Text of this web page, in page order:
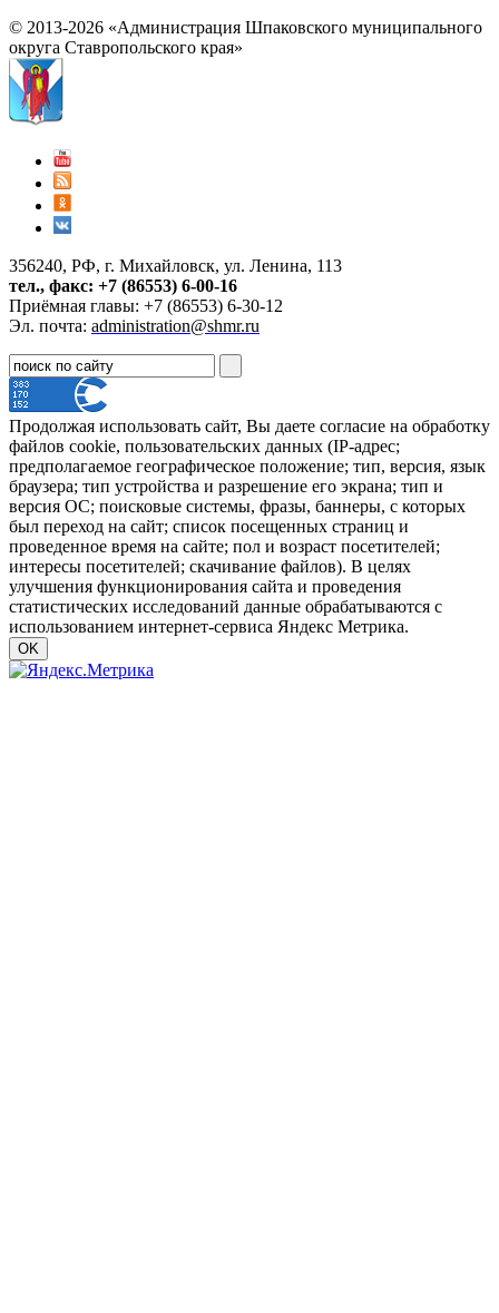
© 2013-2026 «Администрация Шпаковского муниципального
округа Ставропольского края»
356240, РФ, г. Михайловск, ул. Ленина, 113
тел., факс: +7 (86553) 6-00-16
Приёмная главы: +7 (86553) 6-30-12
Эл. почта: administration@shmr.ru
Продолжая использовать сайт, Вы даете согласие на обработку
файлов cookie, пользовательских данных (IP-адрес;
предполагаемое географическое положение; тип, версия, язык
браузера; тип устройства и разрешение его экрана; тип и
версия ОС; поисковые системы, фразы, баннеры, с которых
был переход на сайт; список посещенных страниц и
проведенное время на сайте; пол и возраст посетителей;
интересы посетителей; скачивание файлов). В целях
улучшения функционирования сайта и проведения
статистических исследований данные обрабатываются с
использованием интернет-сервиса Яндекс Метрика.
OK